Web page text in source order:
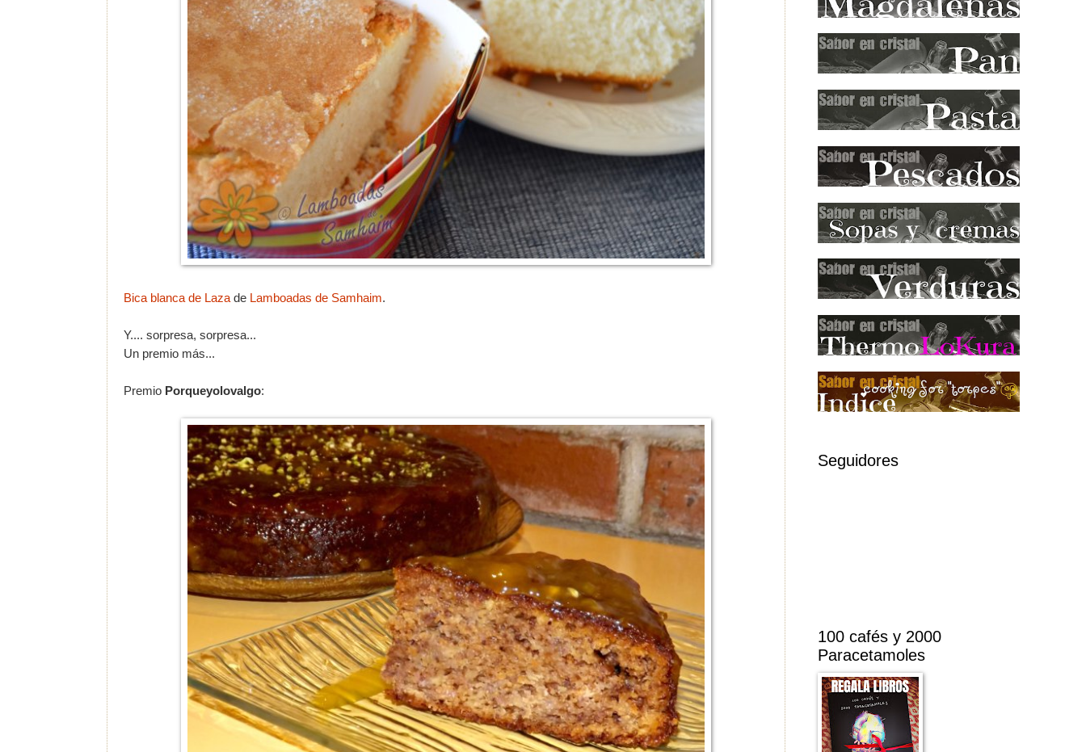
Bica blanca de Laza de Lamboadas de Samhaim.
Y.... sorpresa, sorpresa...
Un premio más...
Premio Porqueyolovalgo:
Seguidores
100 cafés y 2000
Paracetamoles